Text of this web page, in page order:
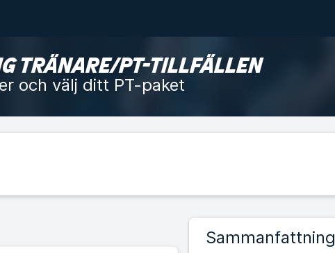
TRÄNARE/PT-TILLFÄLLEN
och välj ditt PT-paket
Sammanfattning